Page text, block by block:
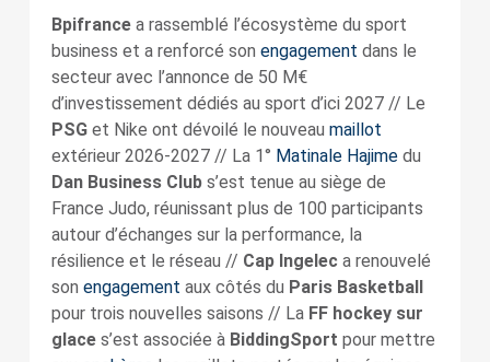
Bpifrancea rassemblé l’écosystème du sport
business et a renforcé son engagement dans le
secteur avec l’annonce de 50 M€
d’investissement dédiés au sport d’ici 2027 // Le
PSG et Nike ont dévoilé le nouveau maillot
extérieur 2026-2027 // La 1° Matinale Hajimedu
Dan Business Clubs’est tenue au siège de
France Judo, réunissant plus de 100 participants
autour d’échanges sur la performance, la
résilience et le réseau // Cap Ingelec a renouvelé
son engagement aux côtés du Paris Basketball
pour trois nouvelles saisons // La FF hockey sur
glaces’est associée à BiddingSport pour mettre